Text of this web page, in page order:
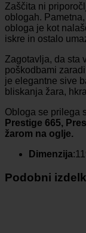
Zaščita ni
oblogah.
obloga je kot
iskre in ostalo
Zagotavlja, da sta
poškodbami
je elegantne sive
bliskanja žara,
Obloga se prilega
Prestige 665,
žarom na oglje.
Dimenzija:
Podobni